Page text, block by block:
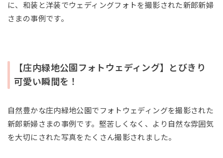
に、和装と洋装でウェディングフォトを撮影された新郎新婦
さまの事例です。
【庄内緑地公園フォトウェディング】とびきり
可愛い瞬間を！
自然豊かな庄内緑地公園でフォトウェディングを撮影された
新郎新婦さまの事例です。堅苦しくなく、より自然な雰囲気
を大切にされた写真をたくさん撮影されました。